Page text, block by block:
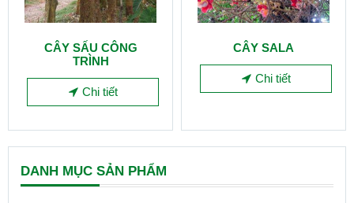
CÂY SẤU CÔNG
TRÌNH
Chi tiết
CÂY SALA
Chi tiết
DANH MỤC SẢN PHẨM